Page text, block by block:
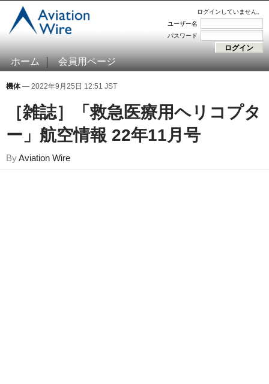
ログインしていません。
ユーザー名
パスワード
ホーム 会員用ページ
機体— 2022年9月25日 12:51 JST
［雑誌］「救急医療用ヘリコプタ
ー」航空情報 22年11月号
ByAviation Wire